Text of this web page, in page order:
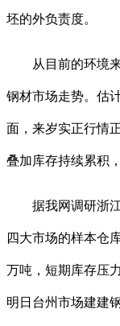
坯的外负责度。
从目前的环境来
钢材市场走势。估
面，来岁实正行情
叠加库存持续累积
据我网调研浙江
四大市场的样本仓
万吨，短期库存压
明日台州市场建建